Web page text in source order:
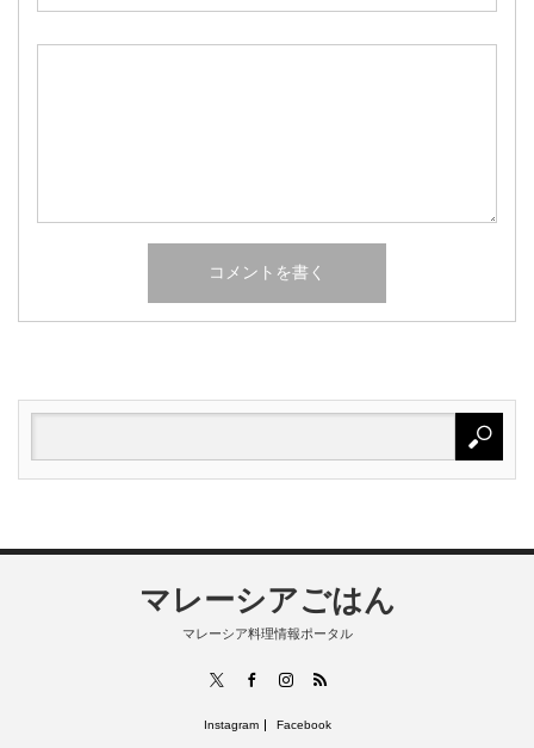
マレーシアごはん
マレーシア料理情報ポータル
FacebookInstagram
RSS
Instagram Facebook